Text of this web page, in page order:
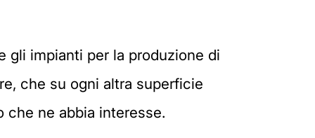
impianti per la produzione di
che su ogni altra superficie
che ne abbia interesse.